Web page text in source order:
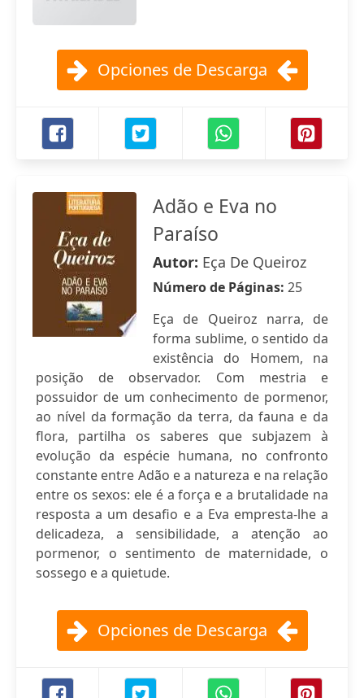
Opciones de Descarga
Adão e Eva no
Paraíso
Autor: Eça De Queiroz
Número de Páginas: 25
Eça de Queiroz narra, de
forma sublime, o sentido da
existência do Homem, na
posição de observador. Com mestria e
possuidor de um conhecimento de pormenor,
ao nível da formação da terra, da fauna e da
flora, partilha os saberes que subjazem à
evolução da espécie humana, no confronto
constante entre Adão e a natureza e na relação
entre os sexos: ele é a força e a brutalidade na
resposta a um desafio e a Eva empresta-lhe a
delicadeza, a sensibilidade, a atenção ao
pormenor, o sentimento de maternidade, o
sossego e a quietude.
Opciones de Descarga